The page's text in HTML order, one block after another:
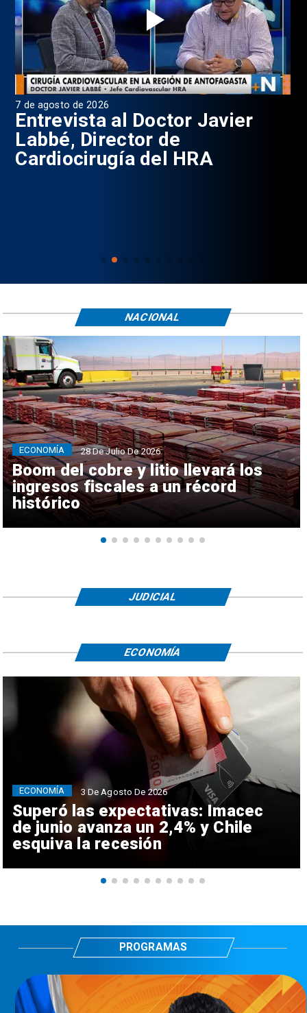
7 de agosto de 2026
Entrevista al Doctor Javier
Labbé, Director de
Cardiocirugía del HRA
Boom del cobre y litio llevará los
ingresos fiscales a un récord
histórico
ECONOMÍA 28 De Julio De 2026
NACIONAL
JUDICIAL
Superó las expectativas: Imacec
de junio avanza un 2,4% y Chile
esquiva la recesión
ECONOMÍA 3 De Agosto De 2026
ECONOMÍA
PROGRAMAS